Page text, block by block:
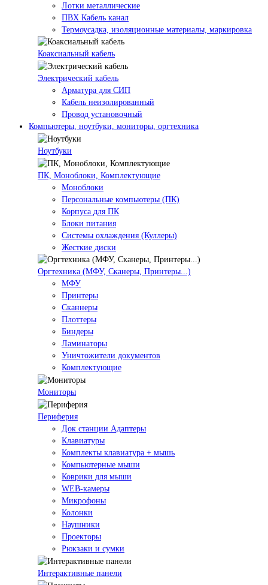
Лотки металлические
ПВХ Кабель канал
Термоусадка, изоляционные материалы, маркировка
Коаксиальный кабель
Электрический кабель
Арматура для СИП
Кабель неизолированный
Провод установочный
Компьютеры, ноутбуки, мониторы, оргтехника
Ноутбуки
ПК, Моноблоки, Комплектующие
Моноблоки
Персональные компьютеры (ПК)
Корпуса для ПК
Блоки питания
Системы охлаждения (Куллеры)
Жесткие диски
Оргтехника (МФУ, Сканеры, Принтеры...)
МФУ
Принтеры
Сканнеры
Плоттеры
Биндеры
Ламинаторы
Уничтожители документов
Комплектующие
Мониторы
Периферия
Док станции Адаптеры
Клавиатуры
Комплекты клавиатура + мышь
Компьютерные мыши
Коврики для мыши
WEB-камеры
Микрофоны
Колонки
Наушники
Проекторы
Рюкзаки и сумки
Интерактивные панели